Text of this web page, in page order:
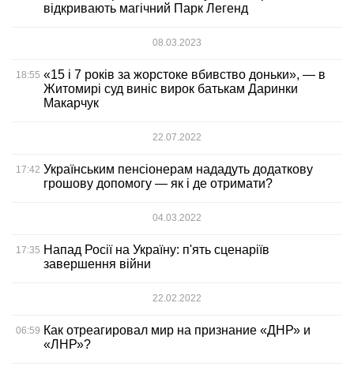
відкривають магічний Парк Легенд
08.03.2023
18:55 «15 і 7 років за жорстоке вбивство доньки», — в
Житомирі суд виніс вирок батькам Даринки
Макарчук
22.07.2022
17:42 Українським пенсіонерам нададуть додаткову
грошову допомогу — як і де отримати?
04.03.2022
17:35 Напад Росії на Україну: п'ять сценаріїв
завершення війни
22.02.2022
06:59 Как отреагировал мир на признание «ДНР» и
«ЛНР»?